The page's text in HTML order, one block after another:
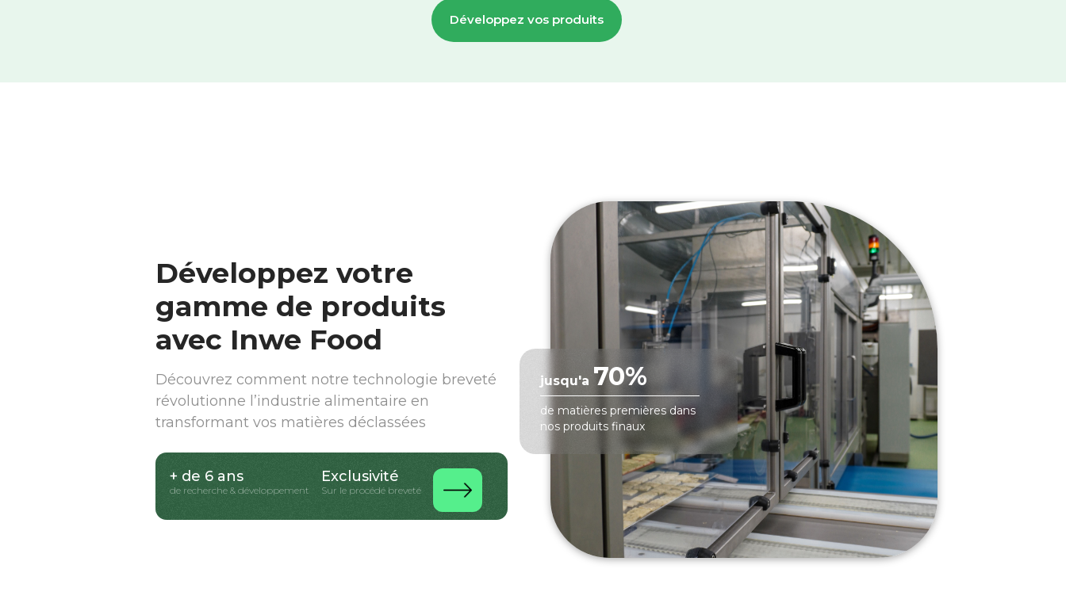
Développez vos produits
Développez votre
gamme de produits
avec Inwe Food
Découvrez comment notre technologie breveté
révolutionne l’industrie alimentaire en
transformant vos matières déclassées
+ de 6 ans
de recherche & développement
Exclusivité
Sur le procédé breveté
jusqu'a 70%
de matières premières dans
nos produits finaux